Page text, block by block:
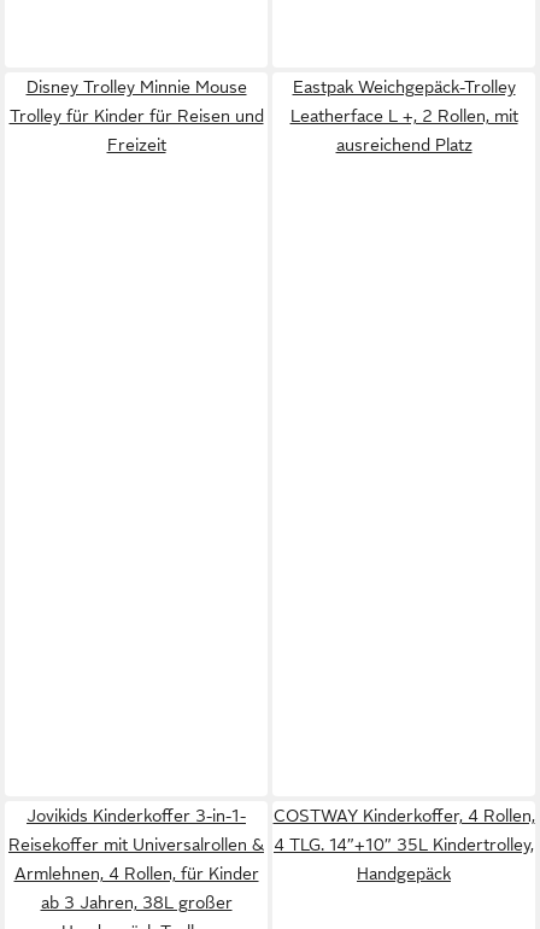
Disney Trolley Minnie Mouse
Trolley für Kinder für Reisen und
Freizeit
Eastpak Weichgepäck-Trolley
Leatherface L +, 2 Rollen, mit
ausreichend Platz
Jovikids Kinderkoffer 3-in-1-
Reisekoffer mit Universalrollen &
Armlehnen, 4 Rollen, für Kinder
ab 3 Jahren, 38L großer
COSTWAY Kinderkoffer, 4 Rollen,
4 TLG. 14”+10” 35L Kindertrolley,
Handgepäck